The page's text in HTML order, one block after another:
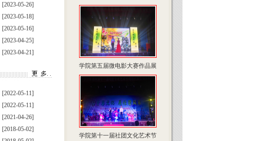
[2023-05-26]
[2023-05-18]
[2023-05-16]
[2023-04-25]
[2023-04-21]
[2022-05-11]
[2022-05-11]
[2021-04-26]
[2018-05-02]
学院第五届微电影大赛作品展
学院第十一届社团文化艺术节